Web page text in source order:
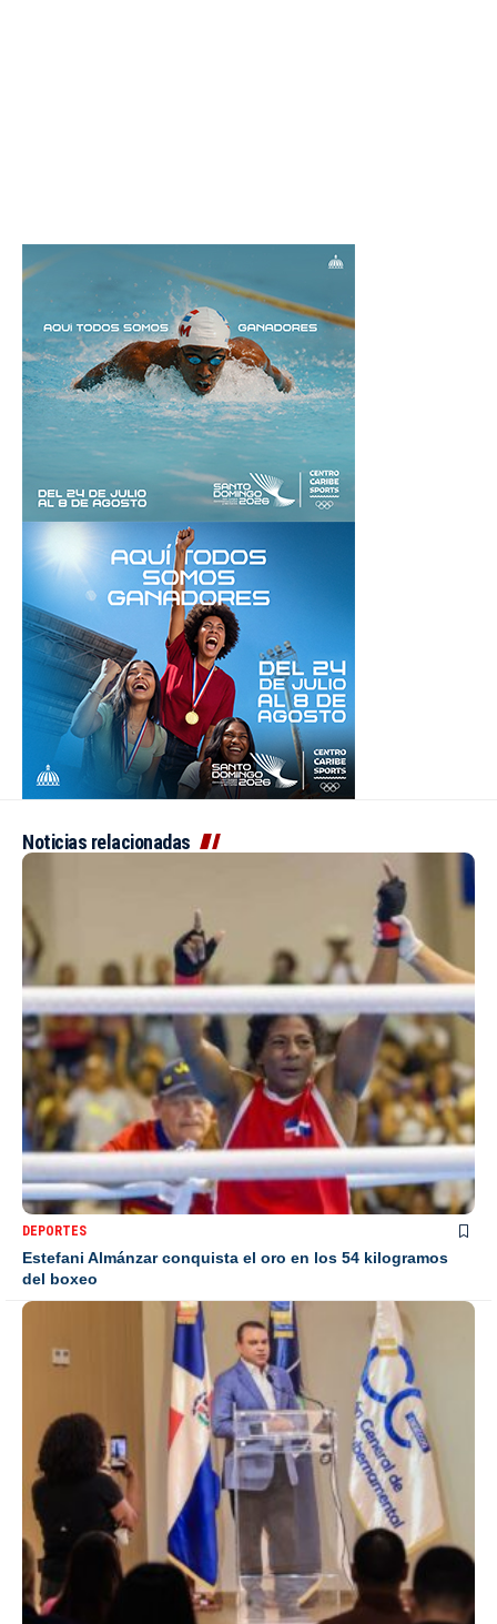
Noticias relacionadas
DEPORTES
Estefani Almánzar conquista el oro en los 54 kilogramos
del boxeo